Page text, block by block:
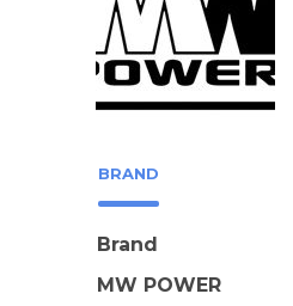
BRAND
Brand
MW POWER